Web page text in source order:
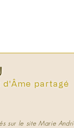
partagé
sur le site Marie